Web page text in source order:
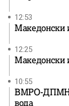
12:53
Македонски
12:25
Македонски
10:55
ВМРО-
вода